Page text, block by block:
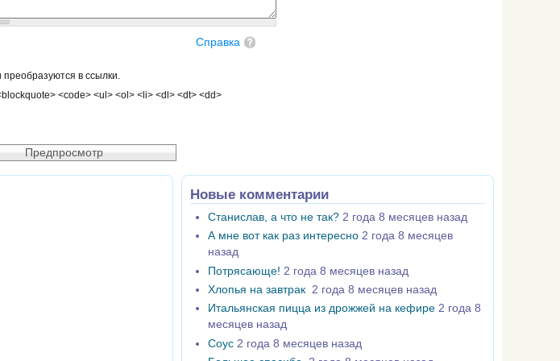
Справка
в ссылки.
<code> <ul> <ol> <li> <dl> <dt> <dd>
Новые комментарии
Станислав, а что не так? 2 года 8 месяцев назад
А мне вот как раз интересно 2 года 8 месяцев
назад
Потрясающе! 2 года 8 месяцев назад
Хлопья на завтрак 2 года 8 месяцев назад
Итальянская пицца из дрожжей на кефире 2 года 8
месяцев назад
Соус 2 года 8 месяцев назад